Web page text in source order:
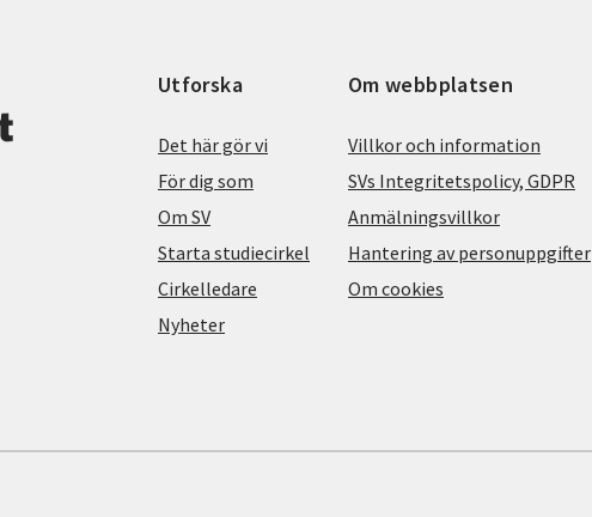
Utforska
Det här gör vi
För dig som
Om SV
Starta studiecirkel
Cirkelledare
Nyheter
Om webbplatsen
Villkor och information
SVs Integritetspolicy, GDPR
Anmälningsvillkor
Hantering av personuppgifter
Om cookies